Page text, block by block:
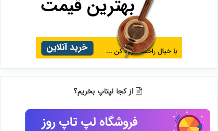
از کجا لپتاپ بخریم؟